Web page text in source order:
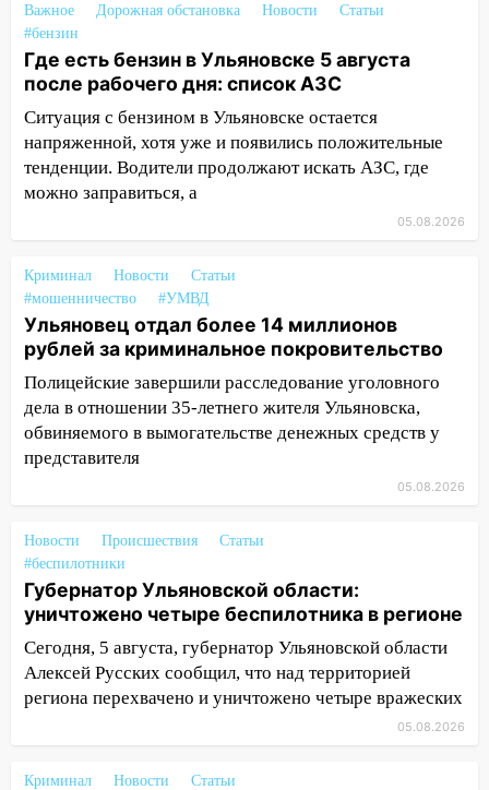
11:00 В Канадее горел жилой дом
10:18 Губернатор Ульяновской области:
уничтожено четыре беспилотника в
регионе
10:00 В Ульяновске дотла сгорел
легковой автомобиль
В Ульяновске будут судить десять
09:25
Вынесли приговор дебоширам,
избившим мужчину в трамвае
08:27
Ульяновская полиция получила
один из шести уникальных автомобилей
в России
07:02 Жара отступит: какой будет
погода в Ульяновске днем 5 августа
Двое мигрантов изнасиловали 13-
06:00 Мертвеца выкопали, посадили в
мешок и попытались утопить в Волге
05:30 Астрологи назвали самый
опасный день августа: что ждет каждый
знак 5 августа
04.08.2026
Важное Дорожная обстановка Новости
Статьи
#бензин
Где есть бензин в Ульяновске 5 августа
после рабочего дня: список АЗС
Ситуация с бензином в Ульяновске остается
напряженной, хотя уже и появились положительные
тенденции. Водители продолжают искать АЗС, где
можно заправиться, а
05.08.2026
Криминал Новости
Статьи
#мошенничество
#УМВД
Ульяновец отдал более 14 миллионов
рублей за криминальное покровительство
Полицейские завершили расследование уголовного
дела в отношении 35-летнего жителя Ульяновска,
обвиняемого в вымогательстве денежных средств у
представителя
05.08.2026
Новости Происшествия
Статьи
#беспилотники
Губернатор Ульяновской области:
уничтожено четыре беспилотника в регионе
Сегодня, 5 августа, губернатор Ульяновской области
Алексей Русских сообщил, что над территорией
региона перехвачено и уничтожено четыре вражеских
05.08.2026
Криминал Новости
Статьи